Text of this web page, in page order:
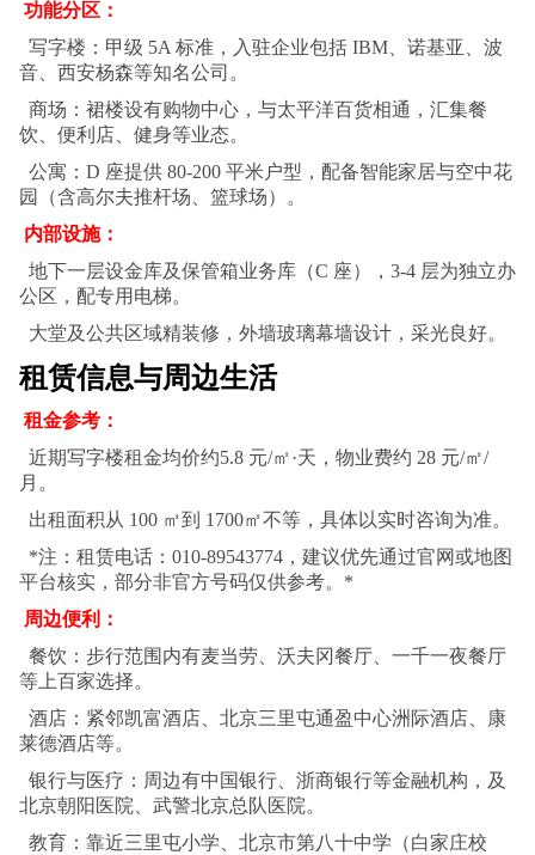
功能分区：
写字楼：甲级 5A 标准，入驻企业包括 IBM、诺基亚、波
音、西安杨森等知名公司。
商场：裙楼设有购物中心，与太平洋百货相通，汇集餐
饮、便利店、健身等业态。
公寓：D 座提供 80-200 平米户型，配备智能家居与空中花
园（含高尔夫推杆场、篮球场）。
内部设施：
地下一层设金库及保管箱业务库（C 座），3-4 层为独立办
公区，配专用电梯。
大堂及公共区域精装修，外墙玻璃幕墙设计，采光良好。
租赁信息与周边生活
租金参考：
近期写字楼租金均价约5.8 元/㎡·天，物业费约 28 元/㎡/
月。
出租面积从 100 ㎡到 1700㎡不等，具体以实时咨询为准。
*注：租赁电话：010-89543774，建议优先通过官网或地图
平台核实，部分非官方号码仅供参考。*
周边便利：
餐饮：步行范围内有麦当劳、沃夫冈餐厅、一千一夜餐厅
等上百家选择。
酒店：紧邻凯富酒店、北京三里屯通盈中心洲际酒店、康
莱德酒店等。
银行与医疗：周边有中国银行、浙商银行等金融机构，及
北京朝阳医院、武警北京总队医院。
教育：靠近三里屯小学、北京市第八十中学（白家庄校